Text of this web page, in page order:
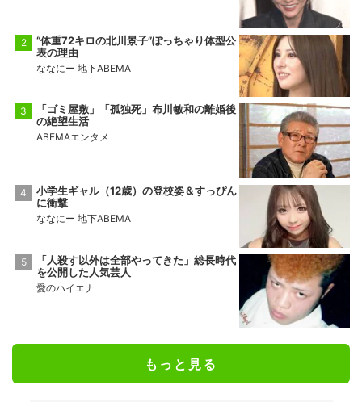
“体重72キロの北川景子”ぽっちゃり体型公
表の理由
ななにー 地下ABEMA
「ゴミ屋敷」「孤独死」布川敏和の離婚後
の絶望生活
ABEMAエンタメ
小学生ギャル（12歳）の登校姿＆すっぴん
に衝撃
ななにー 地下ABEMA
「人殺す以外は全部やってきた」総長時代
を公開した人気芸人
愛のハイエナ
もっと見る